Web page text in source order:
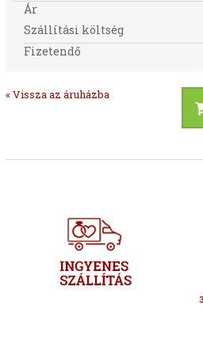
Ár
Szállítási költség
Fizetendő
« Vissza az áruházba